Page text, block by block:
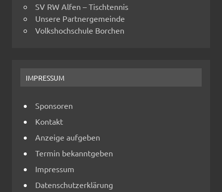
SV RW Alfen – Tischtennis
Unsere Partnergemeinde
Volkshochschule Borchen
IMPRESSUM
Sponsoren
Kontakt
Anzeige aufgeben
Termin bekanntgeben
Impressum
Datenschutzerklärung